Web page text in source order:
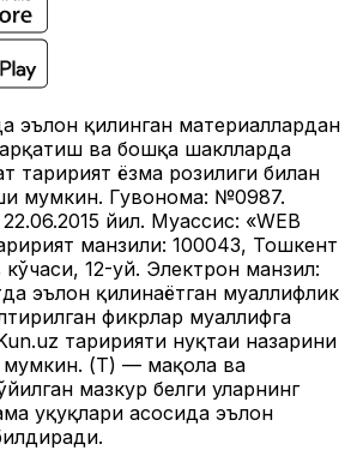
эълон қилинган материаллардан
ва бошқа шаклларда
таҳририят ёзма розилиги билан
мумкин. Гувоҳнома: №0987.
йил. Муассис: «WEB
манзили: 100043, Тошкент
12-уй. Электрон манзил:
эълон қилинаётган муаллифлик
фикрлар муаллифга
таҳририяти нуқтаи назарини
мумкин. (Т) — мақола ва
мазкур белги уларнинг
ҳуқуқлари асосида эълон